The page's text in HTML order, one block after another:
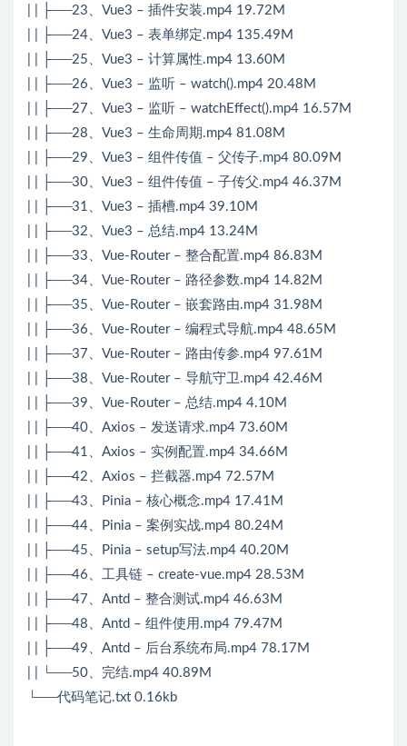
| | ├──23、Vue3 – 插件安装.mp4 19.72M
| | ├──24、Vue3 – 表单绑定.mp4 135.49M
| | ├──25、Vue3 – 计算属性.mp4 13.60M
| | ├──26、Vue3 – 监听 – watch().mp4 20.48M
| | ├──27、Vue3 – 监听 – watchEffect().mp4 16.57M
| | ├──28、Vue3 – 生命周期.mp4 81.08M
| | ├──29、Vue3 – 组件传值 – 父传子.mp4 80.09M
| | ├──30、Vue3 – 组件传值 – 子传父.mp4 46.37M
| | ├──31、Vue3 – 插槽.mp4 39.10M
| | ├──32、Vue3 – 总结.mp4 13.24M
| | ├──33、Vue-Router – 整合配置.mp4 86.83M
| | ├──34、Vue-Router – 路径参数.mp4 14.82M
| | ├──35、Vue-Router – 嵌套路由.mp4 31.98M
| | ├──36、Vue-Router – 编程式导航.mp4 48.65M
| | ├──37、Vue-Router – 路由传参.mp4 97.61M
| | ├──38、Vue-Router – 导航守卫.mp4 42.46M
| | ├──39、Vue-Router – 总结.mp4 4.10M
| | ├──40、Axios – 发送请求.mp4 73.60M
| | ├──41、Axios – 实例配置.mp4 34.66M
| | ├──42、Axios – 拦截器.mp4 72.57M
| | ├──43、Pinia – 核心概念.mp4 17.41M
| | ├──44、Pinia – 案例实战.mp4 80.24M
| | ├──45、Pinia – setup写法.mp4 40.20M
| | ├──46、工具链 – create-vue.mp4 28.53M
| | ├──47、Antd – 整合测试.mp4 46.63M
| | ├──48、Antd – 组件使用.mp4 79.47M
| | ├──49、Antd – 后台系统布局.mp4 78.17M
| | └──50、完结.mp4 40.89M
└──代码笔记.txt 0.16kb